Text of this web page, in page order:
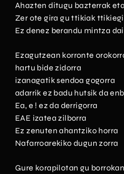
Ahazten ditugu bazterrak
Zer ote gira gu ttikiak
Ez denez berandu mintza
Ezagutzean korronte
hartu bide zidorra
izanagatik sendoa gogorra
adarrik ez badu hutsik da
Ea, e ! ez da derrigorra
EAE izatea zilborra
Ez zenuten ahantziko horra
Nafarroarekiko dugun zorra
Gure korapilotan gu borrokan